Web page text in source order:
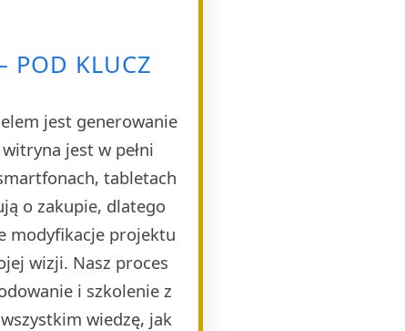
POD KLUCZ
jest generowanie
jest w pełni
tabletach
o zakupie, dlatego
modyfikacje projektu
wizji. Nasz proces
i szkolenie z
wiedzę, jak